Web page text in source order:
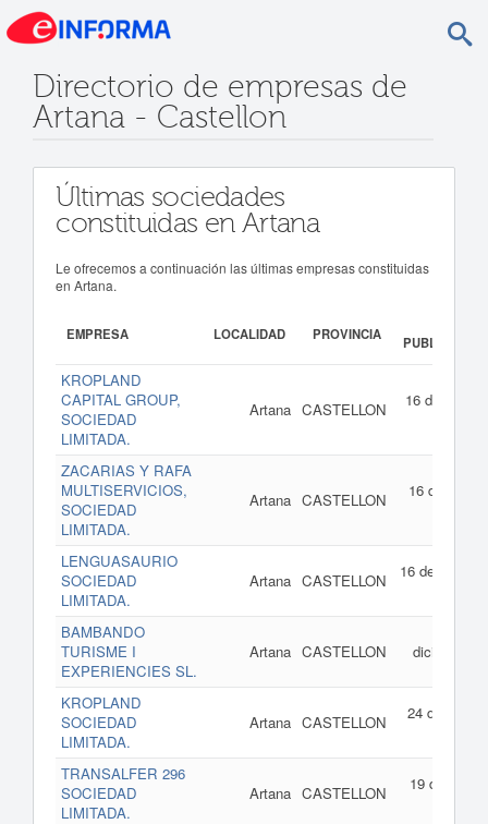
Directorio de empresas de
Artana - Castellon
Últimas sociedades
constituidas en Artana
Le ofrecemos a continuación las últimas empresas constituidas
en Artana.
EMPRESA LOCALIDAD PROVINCIA
PUBLICACIÓN
KROPLAND
CAPITAL GROUP,
SOCIEDAD
LIMITADA.
Artana CASTELLON
16 de junio
ZACARIAS Y RAFA
MULTISERVICIOS,
SOCIEDAD
LIMITADA.
Artana CASTELLON
16 de abril
LENGUASAURIO
SOCIEDAD
LIMITADA.
Artana CASTELLON
16 de enero
BAMBANDO
TURISME I
EXPERIENCIES SL.
Artana CASTELLON
diciembre
KROPLAND
SOCIEDAD
LIMITADA.
Artana CASTELLON
24 de
TRANSALFER 296
SOCIEDAD
LIMITADA.
Artana CASTELLON
19 de julio